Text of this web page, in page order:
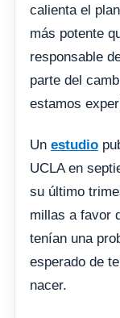
calienta el
más potente
responsable
parte del
estamos
Un estudio
UCLA en
su último
millas a favor
tenían una
esperado de
nacer.